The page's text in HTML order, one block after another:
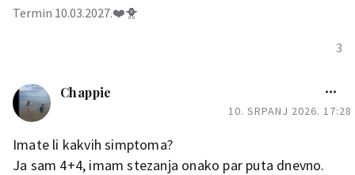
3
Termin 10.03.2027.❤️🐥
Chappie
10. SRPANJ 2026. 17:28
Imate li kakvih simptoma?
Ja sam 4+4, imam stezanja onako par puta dnevno.